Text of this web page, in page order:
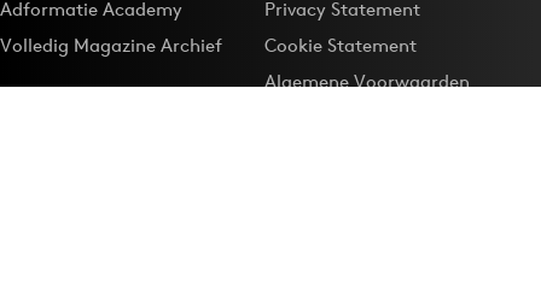
Adformatie Academy
Volledig Magazine Archief
Privacy Statement
Cookie Statement
Algemene Voorwaarden